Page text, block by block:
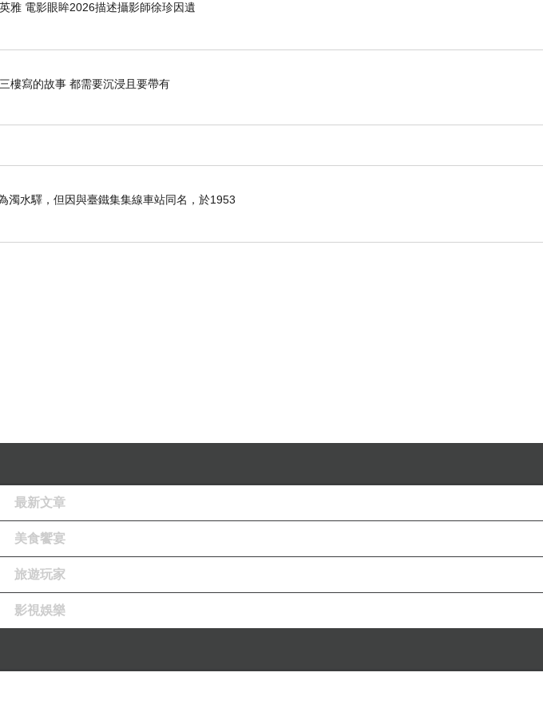
雅 電影眼眸2026描述攝影師徐珍因遺
樓寫的故事 都需要沉浸且要帶有
濁水驛，但因與臺鐵集集線車站同名，於1953
最新文章
美食饗宴
旅遊玩家
影視娛樂